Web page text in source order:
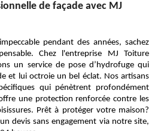
de façade avec MJ
pendant des années, sachez
Chez l'entreprise MJ Toiture
un service de pose d’hydrofuge qui
et lui octroie un bel éclat. Nos artisans
qui pénètrent profondément
une protection renforcée contre les
Prêt à protéger votre maison?
devis sans engagement via notre site,